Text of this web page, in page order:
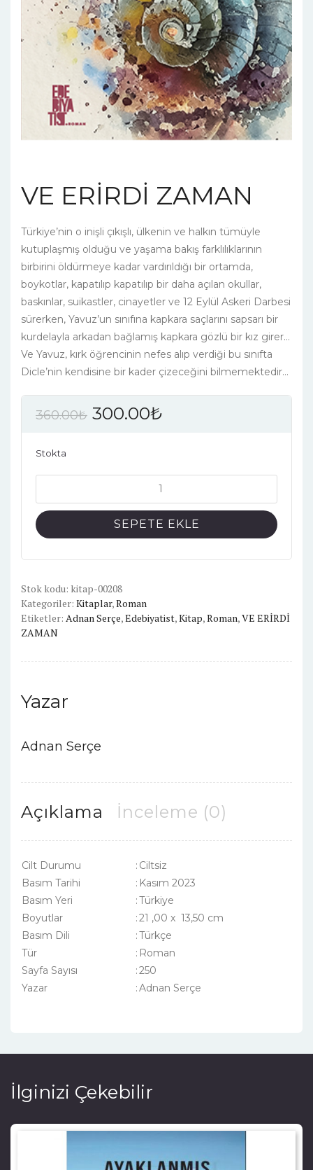
VE ERİRDİ ZAMAN
Türkiye’nin o inişli çıkışlı, ülkenin ve halkın tümüyle
kutuplaşmış olduğu ve yaşama bakış farklılıklarının
birbirini öldürmeye kadar vardırıldığı bir ortamda,
boykotlar, kapatılıp kapatılıp bir daha açılan okullar,
baskınlar, suikastler, cinayetler ve 12 Eylül Askeri Darbesi
sürerken, Yavuz’un sınıfına kapkara saçlarını sapsarı bir
kurdelayla arkadan bağlamış kapkara gözlü bir kız girer…
Ve Yavuz, kırk öğrencinin nefes alıp verdiği bu sınıfta
Dicle’nin kendisine bir kader çizeceğini bilmemektedir…
360.00₺ 300.00₺
Stokta
ERİRDİ
ZAMAN
adet
SEPETE EKLE
Stok kodu: kitap-00208
Kategoriler: Kitaplar,Roman
Etiketler: Adnan Serçe,Edebiyatist,Kitap,Roman,VE ERİRDİ
ZAMAN
Yazar
Adnan Serçe
Açıklama İnceleme (0)
Cilt Durumu : Ciltsiz
Basım Tarihi
: Kasım 2023
Basım Yeri
:Türkiye
Boyutlar
:21 ,00 x 13,50 cm
Basım Dili
:Türkçe
Tür
: Roman
Sayfa Sayısı
:250
Yazar
:Adnan Serçe
İlginizi Çekebilir